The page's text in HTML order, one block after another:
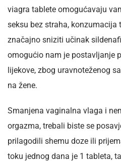
viagra tablete omogućavaju
seksu bez straha,
značajno sniziti učinak
omogućio nam je postavljanje
lijekove, zbog uravnoteženog
na žene.
Smanjena vaginalna vlaga i
orgazma, trebali biste se
prilagodili shemu doze ili
toku jednog dana je 1 tableta,